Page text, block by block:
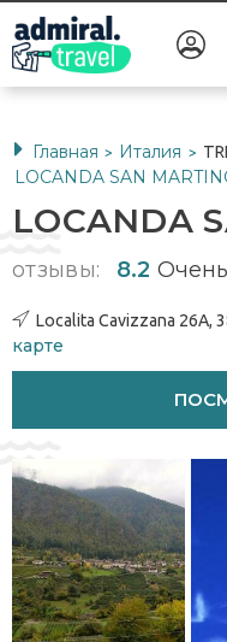
Главная > Италия >
LOCANDA SAN
LOCANDA
отзывы: 8.2
Localita Cavizzana 26A,
карте